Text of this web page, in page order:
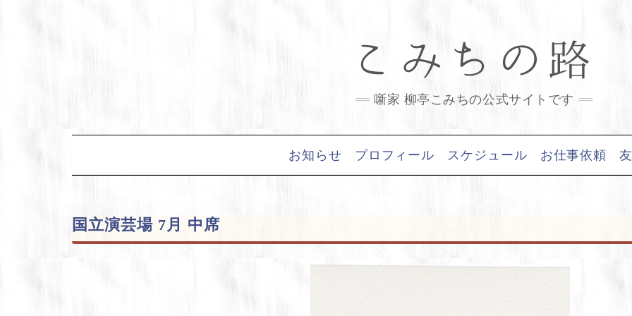
こみちの路
噺家 柳亭こみちの公式サイトです
お知らせ プロフィール スケジュール お仕事依頼
国立演芸場 7月 中席